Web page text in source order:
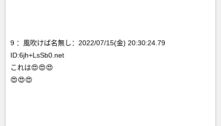
9 ：風吹けば名無し：2022/07/15(金) 20:30:24.79
ID:6jh+LsSb0.net
これは😍😍😍
😍😍😍